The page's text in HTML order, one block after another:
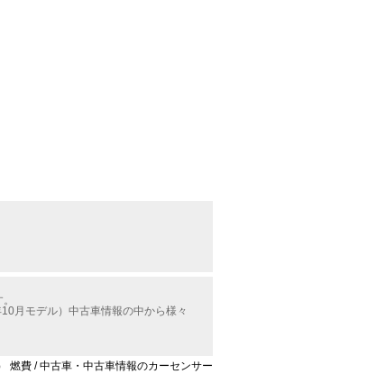
月モデル）中古車情報の中から様々
燃費 / 中古車・中古車情報のカーセンサー